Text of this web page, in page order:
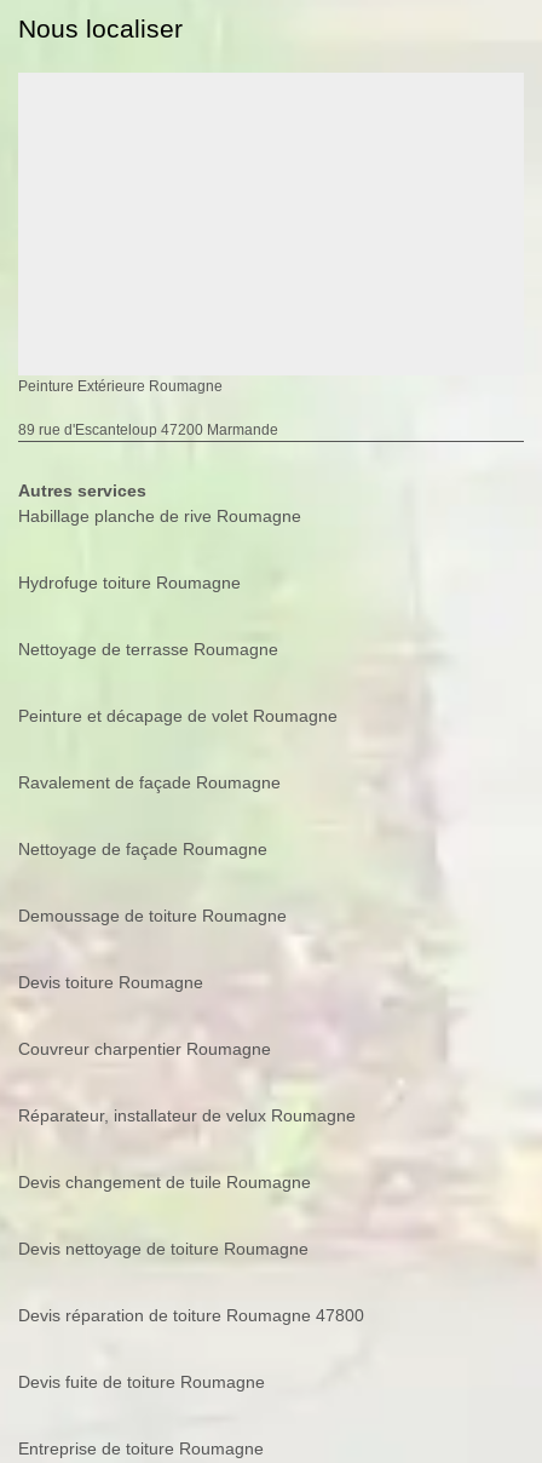
Nous localiser
Peinture Extérieure Roumagne
89 rue d'Escanteloup 47200 Marmande
Autres services
Habillage planche de rive Roumagne
Hydrofuge toiture Roumagne
Nettoyage de terrasse Roumagne
Peinture et décapage de volet Roumagne
Ravalement de façade Roumagne
Nettoyage de façade Roumagne
Demoussage de toiture Roumagne
Devis toiture Roumagne
Couvreur charpentier Roumagne
Réparateur, installateur de velux Roumagne
Devis changement de tuile Roumagne
Devis nettoyage de toiture Roumagne
Devis réparation de toiture Roumagne 47800
Devis fuite de toiture Roumagne
Entreprise de toiture Roumagne